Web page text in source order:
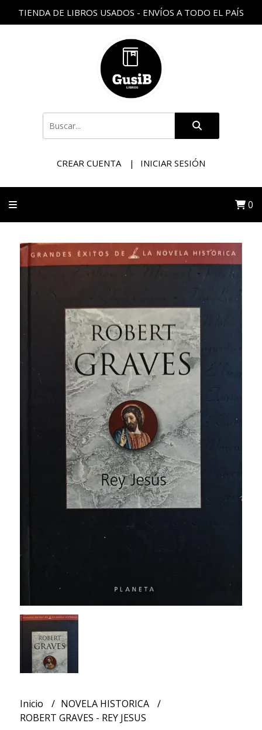
TIENDA DE LIBROS USADOS - ENVÍOS A TODO EL PAÍS
CREAR CUENTA INICIAR SESIÓN
0
Inicio
NOVELA HISTORICA
ROBERT GRAVES - REY JESUS